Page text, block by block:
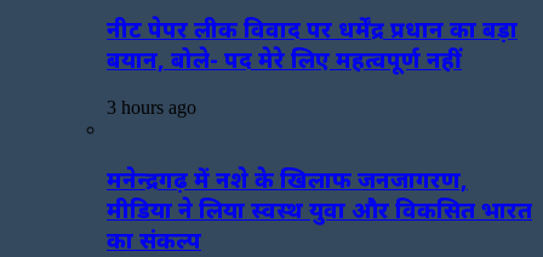
नीट पेपर लीक विवाद पर धर्मेंद्र प्रधान का बड़ा
बयान, बोले- पद मेरे लिए महत्वपूर्ण नहीं
3 hours ago
मनेन्द्रगढ़ में नशे के खिलाफ जनजागरण,
मीडिया ने लिया स्वस्थ युवा और विकसित भारत
का संकल्प